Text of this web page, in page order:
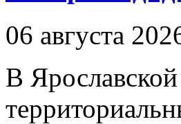
06 августа
В